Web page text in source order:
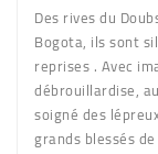
Des rives du
Bogota, ils sont
reprises . Avec
débrouillardise,
soigné des
grands blessés